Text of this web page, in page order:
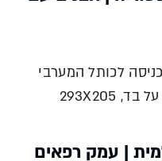
עצמה. ספרו -
שהיבשת
נגד המודרנה
חן
סמואל בכניסה לכותל המערבי
בירושליםשמן על בד, 293X205
תי
| עמק רפאים